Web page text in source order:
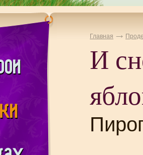
Главная
И